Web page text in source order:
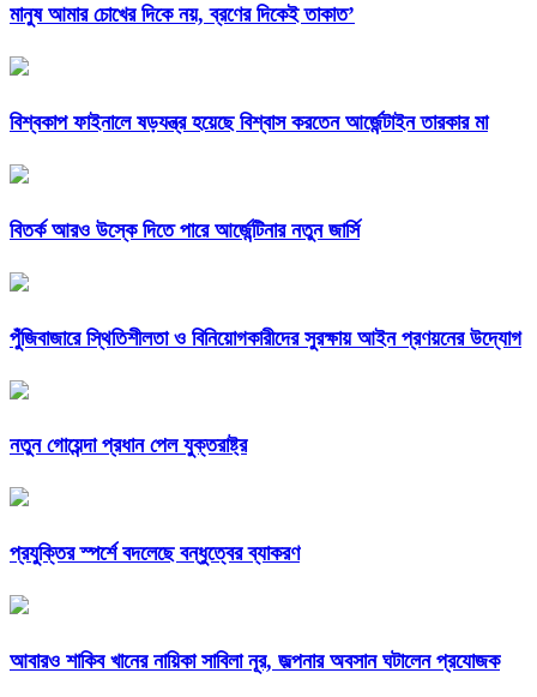
মানুষ আমার চোখের দিকে নয়, ব্রণের দিকেই তাকাত’
বিশ্বকাপ ফাইনালে ষড়যন্ত্র হয়েছে বিশ্বাস করতেন আর্জেন্টাইন তারকার মা
বিতর্ক আরও উস্কে দিতে পারে আর্জেন্টিনার নতুন জার্সি
পুঁজিবাজারে স্থিতিশীলতা ও বিনিয়োগকারীদের সুরক্ষায় আইন প্রণয়নের উদ্যোগ
নতুন গোয়েন্দা প্রধান পেল যুক্তরাষ্ট্র
প্রযুক্তির স্পর্শে বদলেছে বন্ধুত্বের ব্যাকরণ
আবারও শাকিব খানের নায়িকা সাবিলা নূর, জল্পনার অবসান ঘটালেন প্রযোজক